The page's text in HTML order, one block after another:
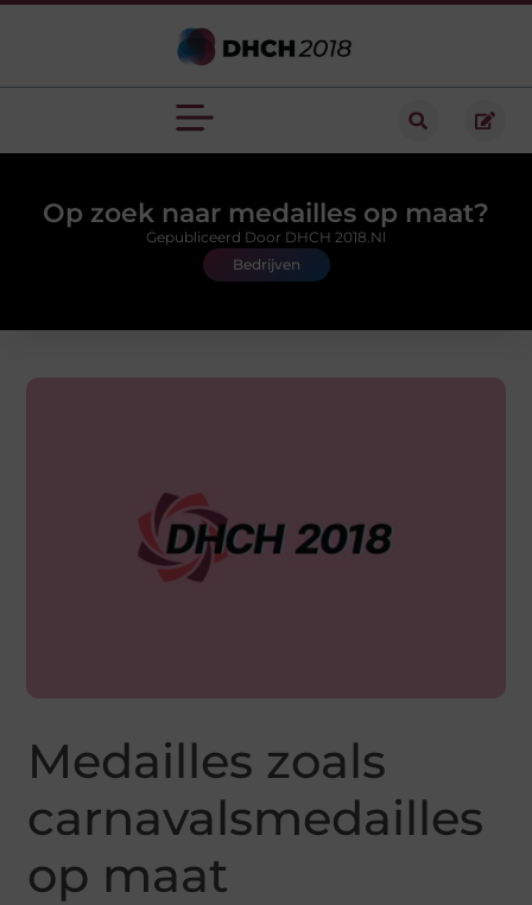
Op zoek naar medailles op maat?
Bedrijven
Gepubliceerd Door DHCH 2018.nl
Medailles zoals
carnavalsmedailles
op maat